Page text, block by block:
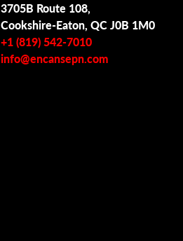
3705B Route 108,
Cookshire-Eaton, QC J0B 1M0
+1 (819) 542-7010
info@encansepn.com